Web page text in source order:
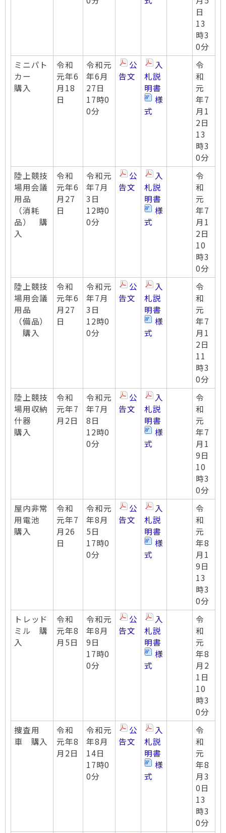
日
13
時3
0分
ミニパト
カー
購入
令和
元年6
月18
日
令和元
年6月
27日
17時0
0分
公
告文
入
札説
明書
様
式
令
和
元
年7
月1
2日
13
時3
0分
陸上競技
場用会議
用品
（消耗
品） 購
入
令和
元年6
月27
日
令和元
年7月
3日
12時0
0分
公
告文
入
札説
明書
様
式
令
和
元
年7
月1
2日
10
時3
0分
陸上競技
場用会議
用品
（備品）
購入
令和
元年6
月27
日
令和元
年7月
3日
12時0
0分
公
告文
入
札説
明書
様
式
令
和
元
年7
月1
2日
11
時3
0分
陸上競技
場用収納
什器
購入
令和
元年7
月2日
令和元
年7月
8日
12時0
0分
公
告文
入
札説
明書
様
式
令
和
元
年7
月1
9日
10
時3
0分
屋内非常
用電池
購入
令和
元年7
月26
日
令和元
年8月
5日
17時0
0分
公
告文
入
札説
明書
様
式
令
和
元
年8
月1
9日
13
時3
0分
トレッド
ミル 購
入
令和
元年8
月5日
令和元
年8月
9日
17時0
0分
公
告文
入
札説
明書
様
式
令
和
元
年8
月2
1日
10
時3
0分
捜査用
車 購入
令和
元年8
月2日
令和元
年8月
14日
17時0
0分
公
告文
入
札説
明書
様
式
令
和
元
年8
月3
0日
13
時3
0分